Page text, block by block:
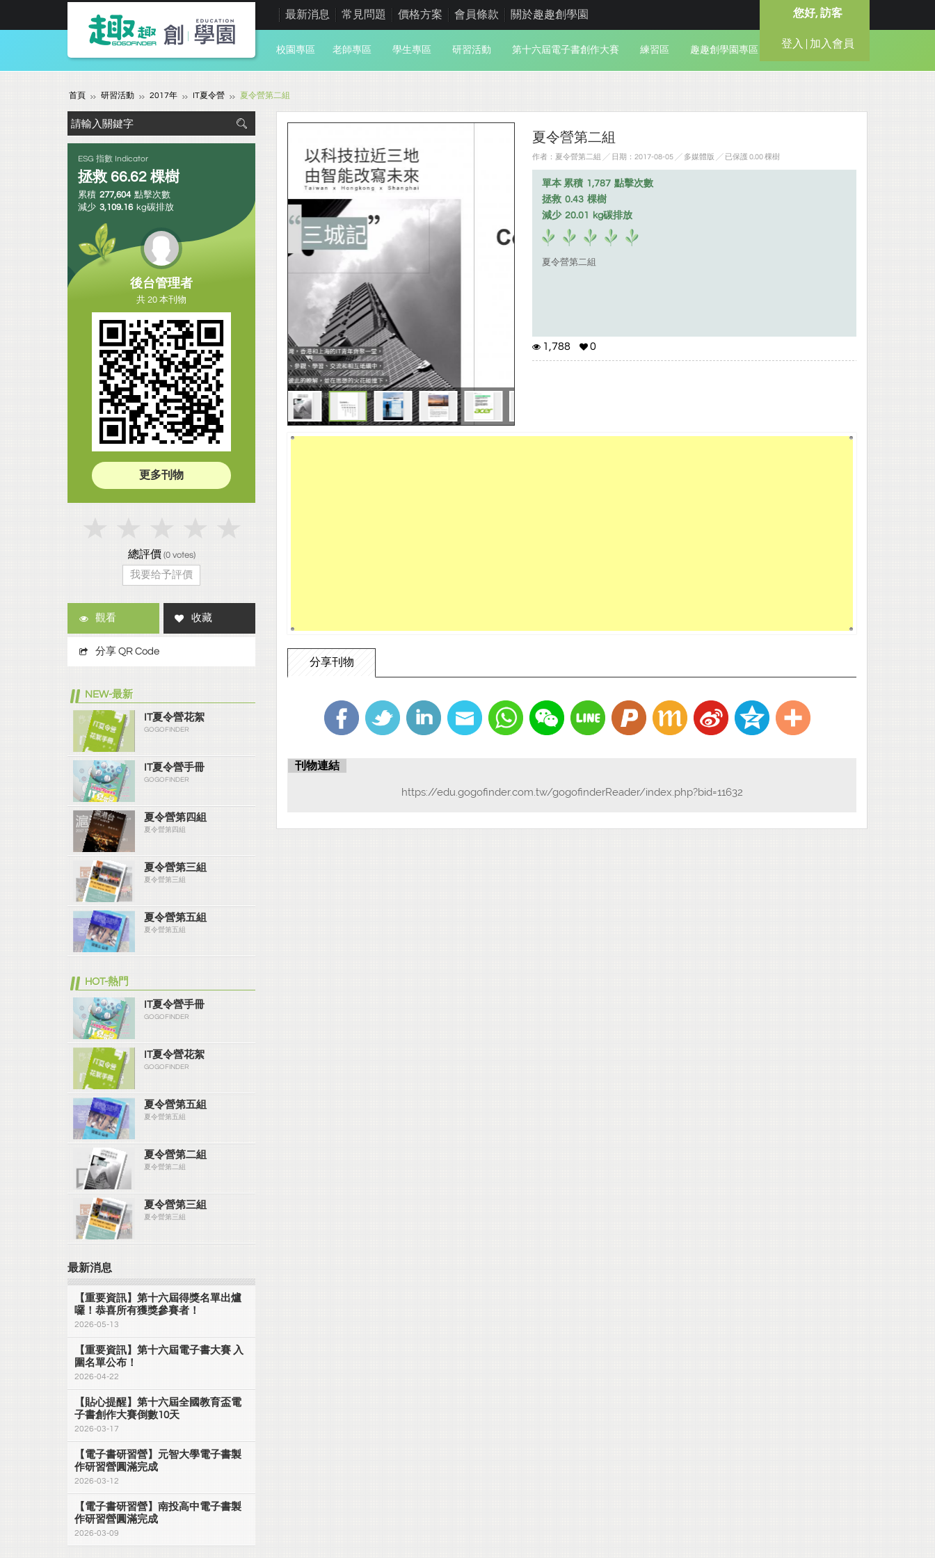
您好, 訪客
登入 | 加入會員
最新消息 常見問題 價格方案 會員條款 關於趣趣創學園
校園專區 老師專區 學生專區 研習活動 第十六屆電子書創作大賽 練習區 趣趣創學園專區
首頁 研習活動 2017年 IT夏令營 夏令營第二組
夏令營第二組
作者：夏令營第二組 ╱ 日期：2017-08-05 ╱ 多媒體版 ╱ 已保護 0.00 棵樹
單本 累積 1,787 點擊次數
拯救 0.43 棵樹
減少 20.01 kg碳排放
夏令營第二組
1,788 0
分享刊物
刊物連結
https://edu.gogofinder.com.tw/gogofinderReader/index.php?bid=11632
ESG 指數 Indicator
拯救 66.62 棵樹
累積 277,604 點擊次數
減少 3,109.16 kg碳排放
後台管理者
共 20 本刊物
更多刊物
總評價 (0votes)
我要给予評價
觀看 收藏
分享 QR Code
NEW-最新
IT夏令營花絮
GOGOFINDER
IT夏令營手冊
GOGOFINDER
夏令營第四組
夏令營第四組
夏令營第三組
夏令營第三組
夏令營第五組
夏令營第五組
HOT-熱門
IT夏令營手冊
GOGOFINDER
IT夏令營花絮
GOGOFINDER
夏令營第五組
夏令營第五組
夏令營第二組
夏令營第二組
夏令營第三組
夏令營第三組
最新消息
【重要資訊】第十六屆得獎名單出爐
囉！恭喜所有獲獎參賽者！
2026-05-13
【重要資訊】第十六屆電子書大賽 入
圍名單公布！
2026-04-22
【貼心提醒】第十六屆全國教育盃電
子書創作大賽倒數10天
2026-03-17
【電子書研習營】元智大學電子書製
作研習營圓滿完成
2026-03-12
【電子書研習營】南投高中電子書製
作研習營圓滿完成
2026-03-09